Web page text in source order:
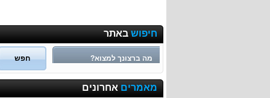
חיפוש באתר
מאמרים אחרונים
הוצאות ובזבוזים של המפלגות מכספי הציבור
ליקויים מהותיים בתפקוד ראש הממשלה בטיפול